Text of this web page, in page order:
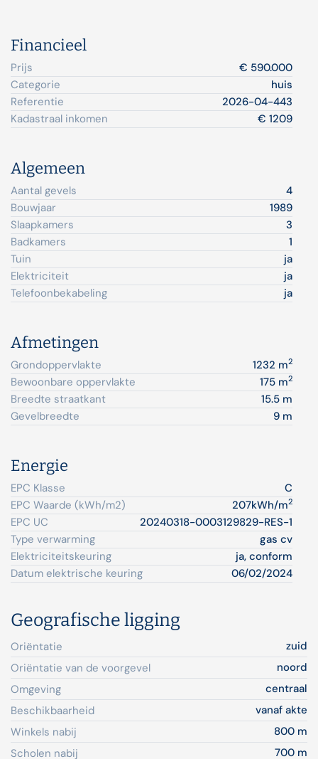
Financieel
Prijs
€ 590.000
Categorie
huis
Referentie
2026-04-443
Kadastraal inkomen
€ 1209
Algemeen
Aantal gevels
4
Bouwjaar
1989
Slaapkamers
3
Badkamers
1
Tuin
ja
Elektriciteit
ja
Telefoonbekabeling
ja
Afmetingen
Grondoppervlakte 1232 m2
Bewoonbare oppervlakte 175 m2
Breedte straatkant
15.5 m
Gevelbreedte
9 m
Energie
EPC Klasse
C
EPC Waarde (kWh/m2)
207kWh/m2
EPC UC
20240318-0003129829-RES-1
Type verwarming
gas cv
Elektriciteitskeuring
ja, conform
Datum elektrische keuring
06/02/2024
Geografische ligging
Oriëntatie
zuid
Oriëntatie van de voorgevel
noord
Omgeving
centraal
Beschikbaarheid
vanaf akte
Winkels nabij
800 m
Scholen nabij
700 m